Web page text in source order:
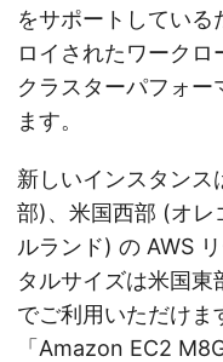
をサポートしてい
ロイされたワークロ
クラスターパフォー
ます。
新しいインスタン
部)、米国西部 (オレ
ルランド) の AWS
タルサイズは米国
でご利用いただけま
「Amazon EC2